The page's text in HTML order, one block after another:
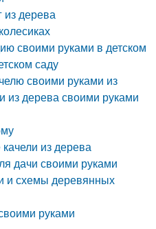
дерева
своими руками в детском
саду
своими руками из
из дерева своими руками
из дерева
дачи своими руками
и схемы деревянных
руками